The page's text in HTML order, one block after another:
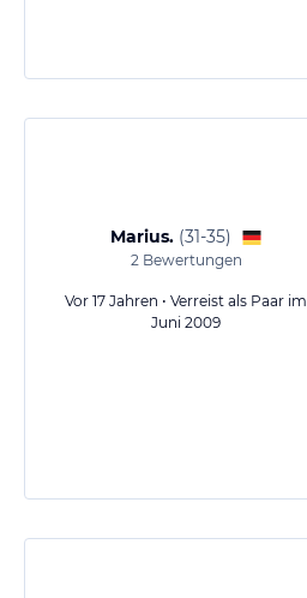
Marius. (31-35)
2Bewertungen
Vor 17 Jahren • Verreist als Paar im
Juni 2009